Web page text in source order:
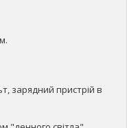
зарядний пристрій в